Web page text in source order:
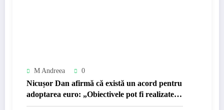
M Andreea 0
Nicușor Dan afirmă că există un acord pentru
adoptarea euro: „Obiectivele pot fi realizate
dacă…